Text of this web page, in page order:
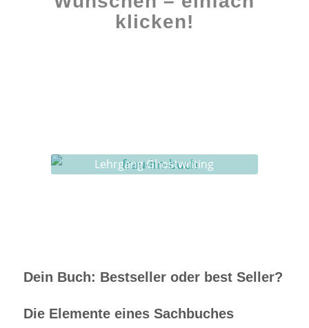
klicken!
Lehrgang Ghostwriting
Dein Buch: Bestseller oder best Seller?
Die Elemente eines Sachbuches